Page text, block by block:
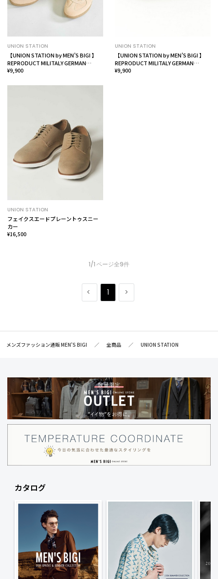
UNION STATION
【UNION STATION by MEN’S BIGI 】
REPRODUCT MILITALY GERMAN
TRAINER ジャーマントレーナー
¥9,900
UNION STATION
【UNION STATION by MEN’S BIGI 】
REPRODUCT MILITALY GERMAN
TRAINER ジャーマントレーナー
¥9,900
UNION STATION
フェイクスエードプレーントゥスニー
カー
¥16,500
1/1 ページ全9件
1
メンズファッション通販 MEN'S BIGI 全商品 UNION STATION
カタログ